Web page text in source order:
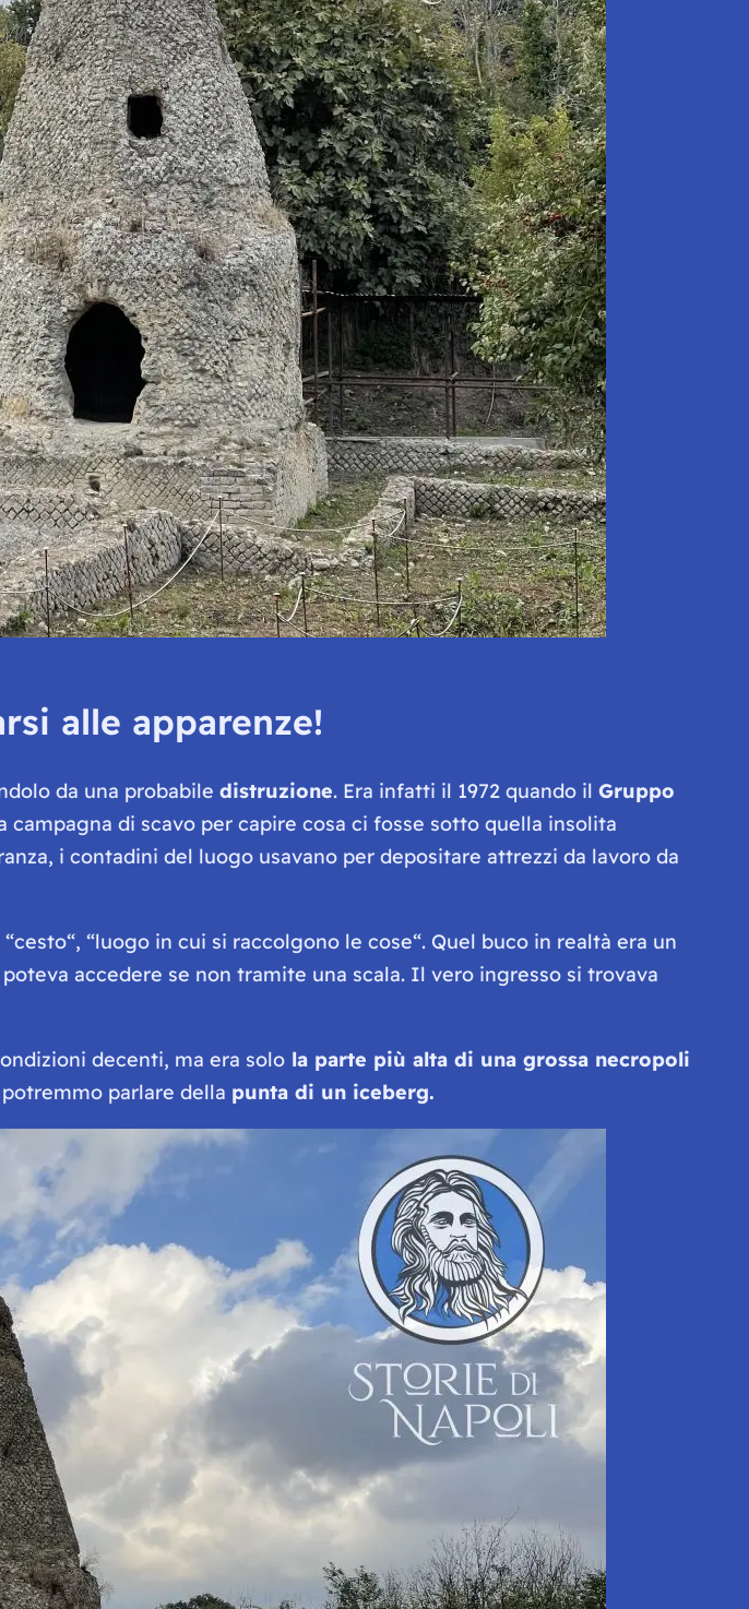
alle apparenze!
da una probabile distruzione. Era infatti il 1972 quando il Gruppo
di scavo per capire cosa ci fosse sotto quella insolita
i contadini del luogo usavano per depositare attrezzi da lavoro da
cesto“, “luogo in cui si raccolgono le cose“. Quel buco in realtà era un
accedere se non tramite una scala. Il vero ingresso si trovava
decenti, ma era solola parte più alta di una grossa necropoli
parlare della punta di un iceberg.